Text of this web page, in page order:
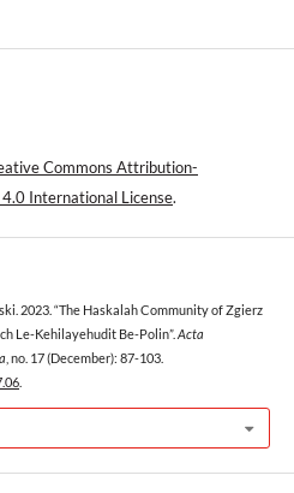
Commons Attribution-
International License.
2023. “The Haskalah Community of Zgierz
Le-Kehilayehudit Be-Polin”. Acta
, no. 17 (December): 87-103.